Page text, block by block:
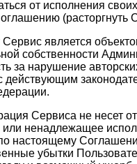
от исполнения
(расторгнуть
Сервис является
собственности
за нарушение
действующим
Сервиса не несет
или ненадлежащее
настоящему
убытки